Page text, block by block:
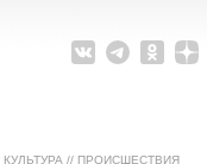
КУЛЬТУРА // ПРОИСШЕСТВИЯ